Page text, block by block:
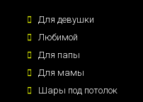
Для девушки
Любимой
Для папы
Для мамы
Шары под потолок